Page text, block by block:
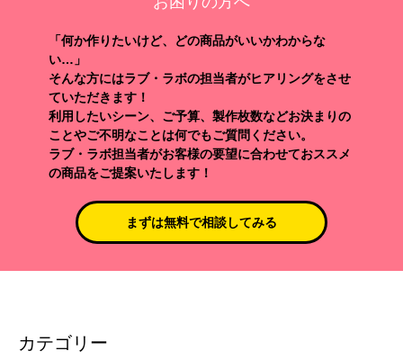
「何か作りたいけど、どの商品がいいかわからな
い…」
そんな方にはラブ・ラボの担当者がヒアリングをさせ
ていただきます！
利用したいシーン、ご予算、製作枚数などお決まりの
ことやご不明なことは何でもご質問ください。
ラブ・ラボ担当者がお客様の要望に合わせておススメ
の商品をご提案いたします！
まずは無料で相談してみる
カテゴリー